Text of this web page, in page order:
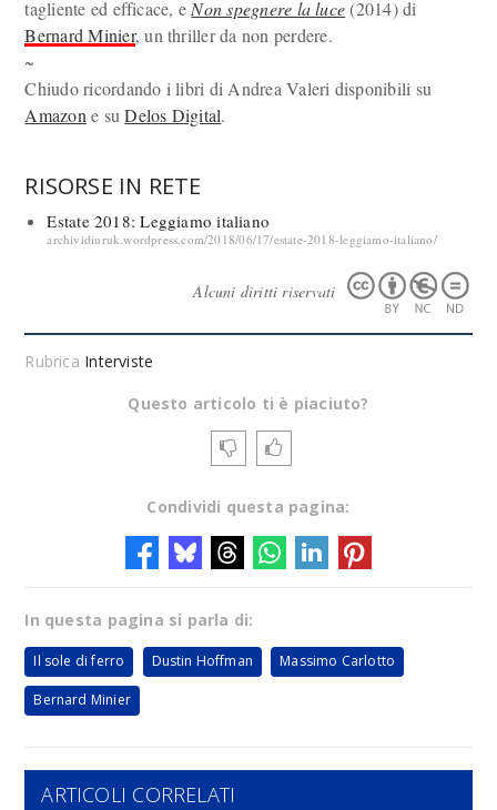
tagliente ed efficace, e Non spegnere la luce(2014) di
Bernard Minier, un thriller da non perdere.
~
Chiudo ricordando i libri di Andrea Valeri disponibili su
Amazon e suDelos Digital.
RISORSE IN RETE
Estate 2018: Leggiamo italiano
archividiuruk.wordpress.com/2018/06/17/estate-2018-leggiamo-italiano/
Alcuni diritti riservati
Rubrica Interviste
Questo articolo ti è piaciuto?
Condividi questa pagina:
In questa pagina si parla di:
Il sole di ferro Dustin Hoffman Massimo Carlotto
Bernard Minier
ARTICOLI CORRELATI